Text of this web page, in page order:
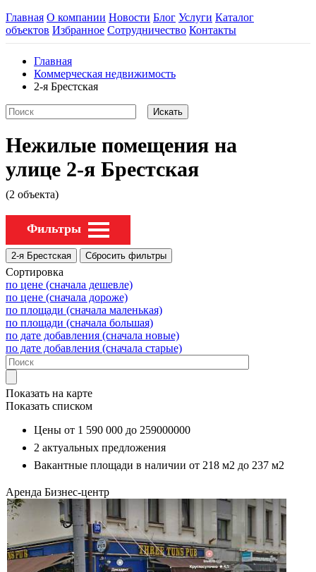
Главная О компании Новости Блог Услуги Каталог
объектов Избранное Сотрудничество Контакты
Главная
Коммерческая недвижимость
2-я Брестская
Нежилые помещения на
улице 2-я Брестская
(2 объекта)
Фильтры
Сортировка
по цене (сначала дешевле)
по цене (сначала дороже)
по площади (сначала маленькая)
по площади (сначала большая)
по дате добавления (сначала новые)
по дате добавления (сначала старые)
Показать на карте
Показать списком
Цены от 1 590 000 до 259000000
2 актуальных предложения
Вакантные площади в наличии от 218 м2 до 237 м2
Аренда Бизнес-центр